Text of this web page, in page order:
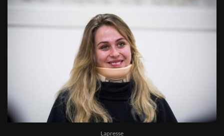
Lapresse